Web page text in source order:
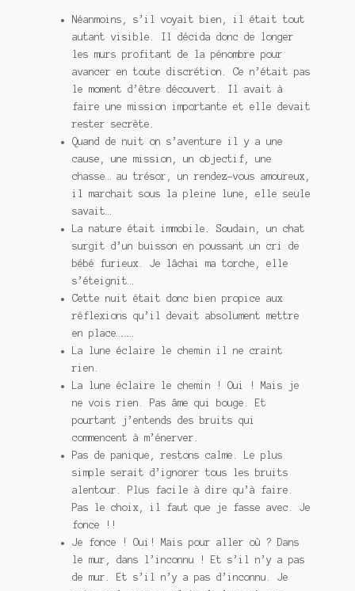
Néanmoins, s’il voyait bien, il était tout
autant visible. Il décida donc de longer
les murs profitant de la pénombre pour
avancer en toute discrétion. Ce n’était pas
le moment d’être découvert. Il avait à
faire une mission importante et elle devait
rester secrète.
Quand de nuit on s’aventure il y a une
cause, une mission, un objectif, une
chasse… au trésor, un rendez-vous amoureux,
il marchait sous la pleine lune, elle seule
savait…
La nature était immobile. Soudain, un chat
surgit d’un buisson en poussant un cri de
bébé furieux. Je lâchai ma torche, elle
s’éteignit…
Cette nuit était donc bien propice aux
réflexions qu’il devait absolument mettre
en place………
La lune éclaire le chemin il ne craint
rien.
La lune éclaire le chemin ! Oui ! Mais je
ne vois rien. Pas âme qui bouge. Et
pourtant j’entends des bruits qui
commencent à m’énerver.
Pas de panique, restons calme. Le plus
simple serait d’ignorer tous les bruits
alentour. Plus facile à dire qu’à faire.
Pas le choix, il faut que je fasse avec. Je
fonce !!
Je fonce ! Oui! Mais pour aller où ? Dans
le mur, dans l’inconnu ! Et s’il n’y a pas
de mur. Et s’il n’y a pas d’inconnu. Je